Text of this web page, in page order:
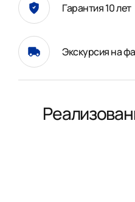
Гарантия 10 лет
Экскурсия на